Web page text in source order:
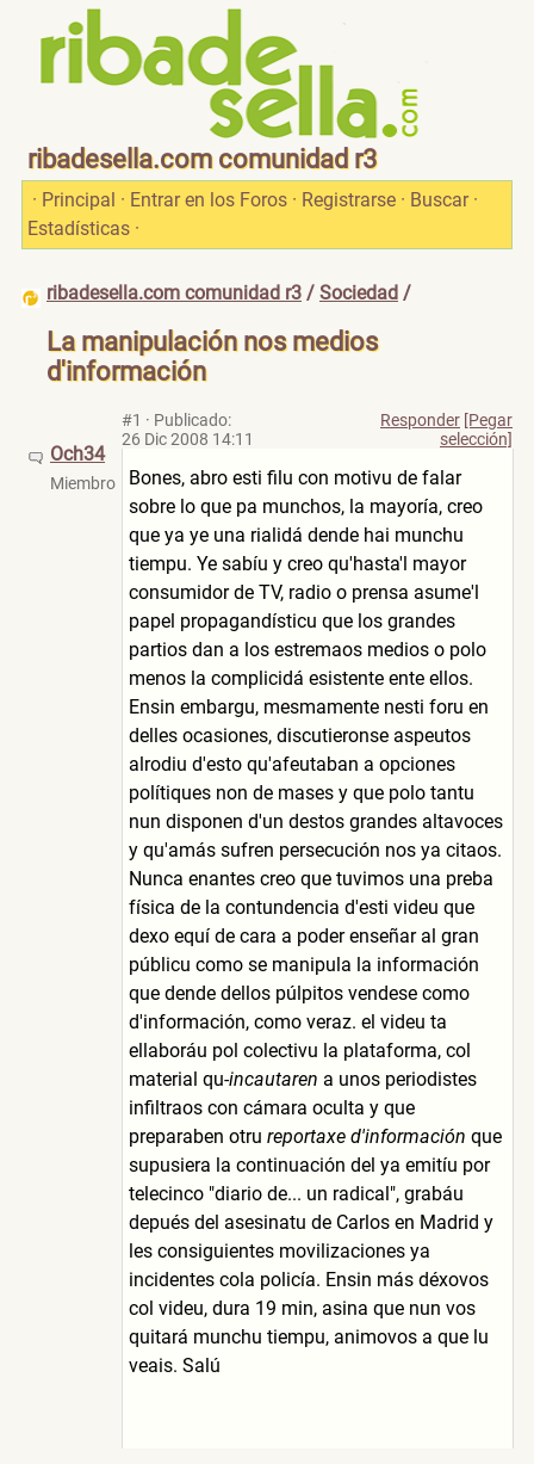
ribadesella.com comunidad r3
· Principal · Entrar en los Foros · Registrarse · Buscar ·
Estadísticas ·
ribadesella.com comunidad r3 / Sociedad /
La manipulación nos medios
d'información
Och34
Miembro
#1 · Publicado:
26 Dic 2008 14:11
Responder [Pegar
selección]
Bones, abro esti filu con motivu de falar
sobre lo que pa munchos, la mayoría, creo
que ya ye una rialidá dende hai munchu
tiempu. Ye sabíu y creo qu'hasta'l mayor
consumidor de TV, radio o prensa asume'l
papel propagandísticu que los grandes
partios dan a los estremaos medios o polo
menos la complicidá esistente ente ellos.
Ensin embargu, mesmamente nesti foru en
delles ocasiones, discutieronse aspeutos
alrodiu d'esto qu'afeutaban a opciones
polítiques non de mases y que polo tantu
nun disponen d'un destos grandes altavoces
y qu'amás sufren persecución nos ya citaos.
Nunca enantes creo que tuvimos una preba
física de la contundencia d'esti videu que
dexo equí de cara a poder enseñar al gran
públicu como se manipula la información
que dende dellos púlpitos vendese como
d'información, como veraz. el videu ta
ellaboráu pol colectivu la plataforma, col
material qu-incautaren a unos periodistes
infiltraos con cámara oculta y que
preparaben otru reportaxe d'información que
supusiera la continuación del ya emitíu por
telecinco "diario de... un radical", grabáu
depués del asesinatu de Carlos en Madrid y
les consiguientes movilizaciones ya
incidentes cola policía. Ensin más déxovos
col videu, dura 19 min, asina que nun vos
quitará munchu tiempu, animovos a que lu
veais. Salú